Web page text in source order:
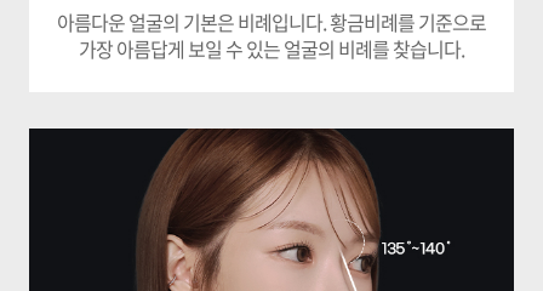
아름다운 얼굴의 기본은 비례입니다.황금비례를 기준으로
가장 아름답게 보일 수 있는얼굴의 비례를 찾습니다.